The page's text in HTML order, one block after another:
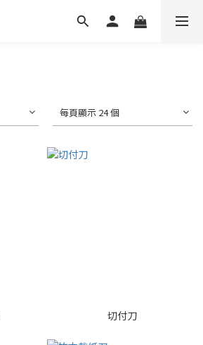
每頁顯示 24 個
切付刀